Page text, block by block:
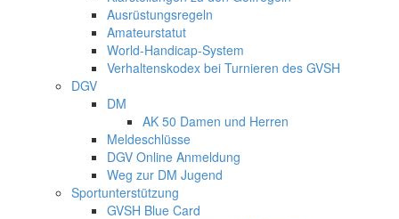
Ausrüstungsregeln
Amateurstatut
World-Handicap-System
Verhaltenskodex bei Turnieren des GVSH
DGV
DM
AK 50 Damen und Herren
Meldeschlüsse
DGV Online Anmeldung
Weg zur DM Jugend
Sportunterstützung
GVSH Blue Card